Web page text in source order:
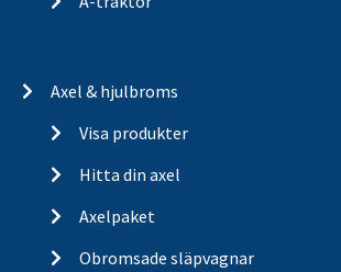
Axel & hjulbroms
Visa produkter
Hitta din axel
Axelpaket
Obromsade släpvagnar